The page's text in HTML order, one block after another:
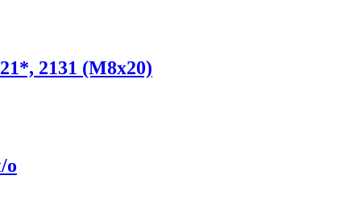
2131 (М8х20)
о